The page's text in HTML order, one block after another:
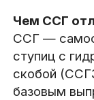
Чем ССГ
ССГ —
ступиц с
скобой
базовым